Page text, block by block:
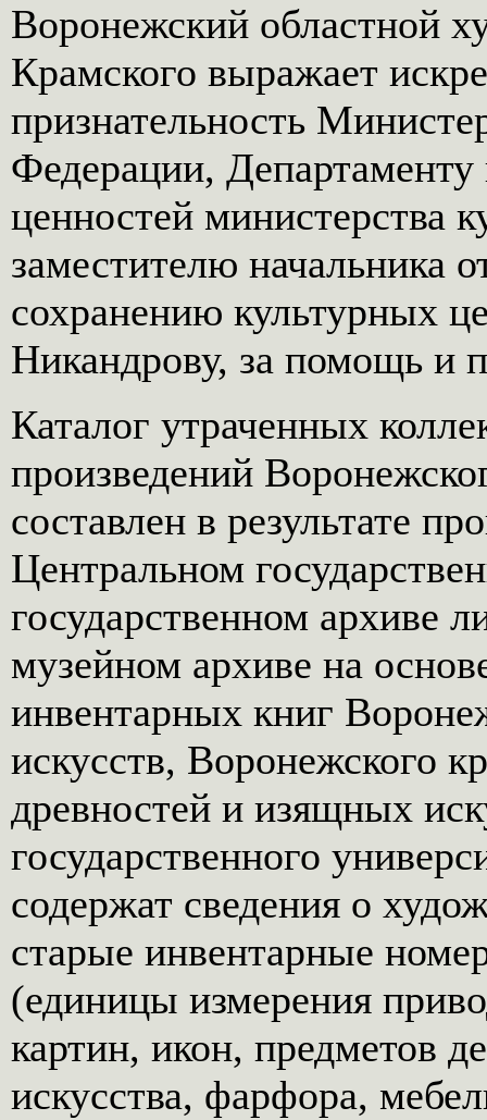
Воронежский областной
Крамского выражает
признательность
Федерации,
ценностей министерства
заместителю начальника
сохранению культурных
Никандрову, за помощь и
Каталог утраченных
произведений
составлен в результате
Центральном
государственном архиве
музейном архиве на
инвентарных книг
искусств, Воронежского
древностей и изящных
государственного
содержат сведения о
старые инвентарные
(единицы измерения
картин, икон, предметов
искусства, фарфора,